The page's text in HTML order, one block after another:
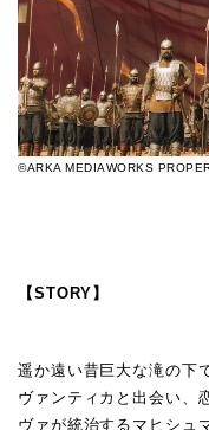
©ARKA MEDIAWORKS
【STORY】
遥か遠い昔巨大な滝の下
ヴァンティカと出会い、
ヴァが統治するマヒシュ